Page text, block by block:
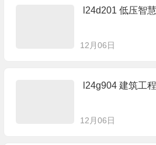
l24d201 低压智
12月06日
l24g904 建筑工
12月06日